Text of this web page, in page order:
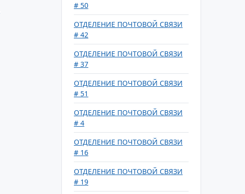
# 50
ОТДЕЛЕНИЕ ПОЧТОВОЙ СВЯЗИ
# 42
ОТДЕЛЕНИЕ ПОЧТОВОЙ СВЯЗИ
# 37
ОТДЕЛЕНИЕ ПОЧТОВОЙ СВЯЗИ
# 51
ОТДЕЛЕНИЕ ПОЧТОВОЙ СВЯЗИ
# 4
ОТДЕЛЕНИЕ ПОЧТОВОЙ СВЯЗИ
# 16
ОТДЕЛЕНИЕ ПОЧТОВОЙ СВЯЗИ
# 19